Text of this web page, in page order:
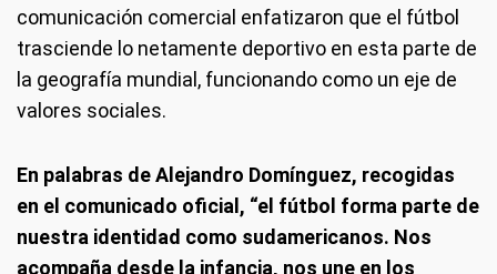
comunicación comercial enfatizaron que el fútbol
trasciende lo netamente deportivo en esta parte de
la geografía mundial, funcionando como un eje de
valores sociales.
En palabras de Alejandro Domínguez, recogidas
en el comunicado oficial, “el fútbol forma parte de
nuestra identidad como sudamericanos. Nos
acompaña desde la infancia, nos une en los